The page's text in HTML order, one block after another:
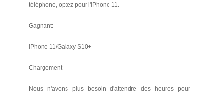
téléphone, optez pour l'iPhone 11.
Gagnant:
iPhone 11/Galaxy S10+
Chargement
Nous n'avons plus besoin d'attendre des heures pour